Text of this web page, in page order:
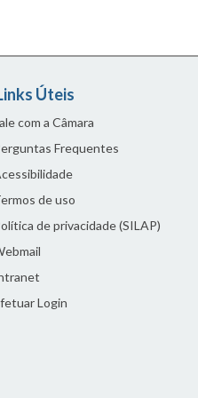
Úteis
com a Câmara
Frequentes
de uso
de privacidade (SILAP)
Login